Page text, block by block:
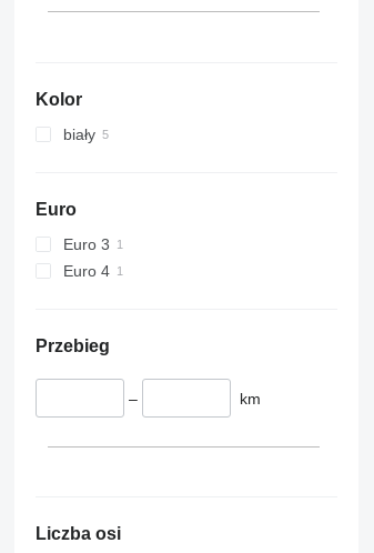
Kolor
biały
Euro
Euro 3
Euro 4
Przebieg
– km
Liczba osi